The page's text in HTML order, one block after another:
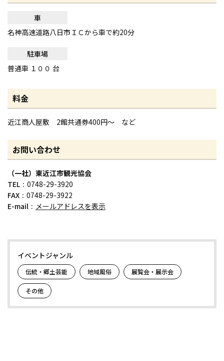
車
名神高速道路八日市ＩＣから車で約20分
駐車場
普通車 １００ 台
料金
近江商人屋敷 2館共通券400円～ など
お問い合わせ
（一社）東近江市観光協会
TEL
0748-29-3920
FAX
0748-29-3922
E-mail
メールアドレスを表示
イベントジャンル
伝統・郷土芸能 地域風俗 展覧会・展示会
その他